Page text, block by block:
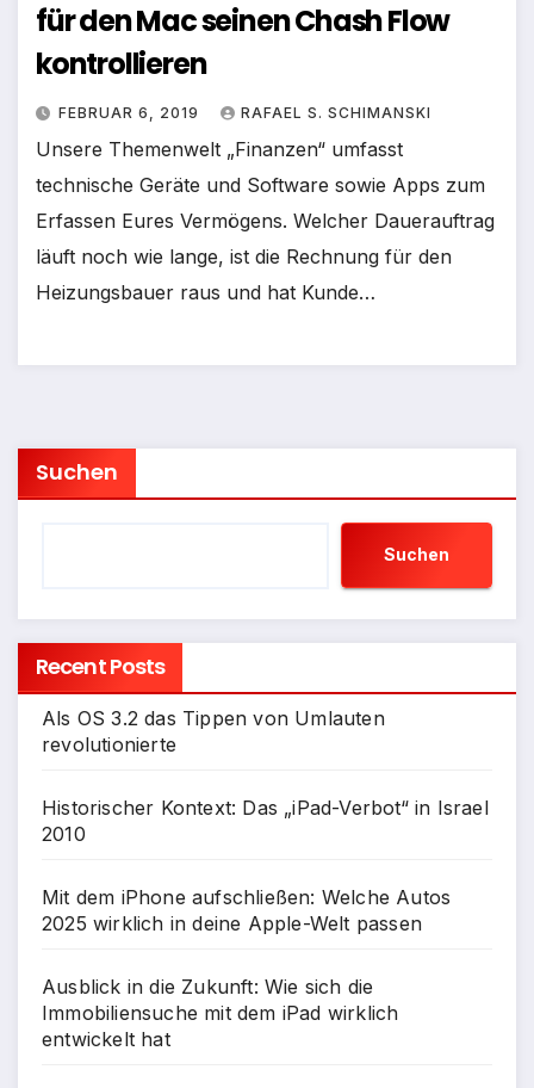
für den Mac seinen Chash Flow
kontrollieren
FEBRUAR 6, 2019 RAFAEL S. SCHIMANSKI
Unsere Themenwelt „Finanzen“ umfasst
technische Geräte und Software sowie Apps zum
Erfassen Eures Vermögens. Welcher Dauerauftrag
läuft noch wie lange, ist die Rechnung für den
Heizungsbauer raus und hat Kunde…
Suchen
Suchen
Recent Posts
Als OS 3.2 das Tippen von Umlauten
revolutionierte
Historischer Kontext: Das „iPad-Verbot“ in Israel
2010
Mit dem iPhone aufschließen: Welche Autos
2025 wirklich in deine Apple-Welt passen
Ausblick in die Zukunft: Wie sich die
Immobiliensuche mit dem iPad wirklich
entwickelt hat